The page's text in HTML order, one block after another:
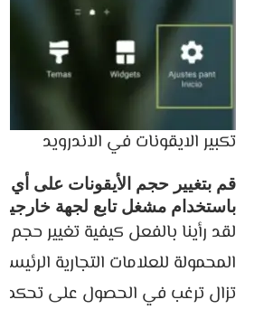
تكبير الايقونات في الاندرويد
قم بتغيير حجم الأيقونات على أي
باستخدام مشغل تابع لجهة خارجية
لقد رأينا بالفعل كيفية تغيير حجم
المحمولة للعلامات التجارية
تزال ترغب في الحصول على تحكم